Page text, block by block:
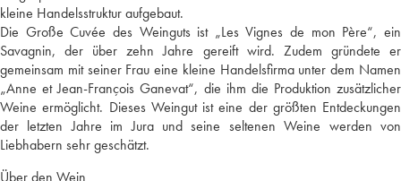
kleine Handelsstruktur aufgebaut.
Die Große Cuvée des Weinguts ist „Les Vignes de mon Père“, ein
Savagnin, der über zehn Jahre gereift wird. Zudem gründete er
gemeinsam mit seiner Frau eine kleine Handelsfirma unter dem Namen
„Anne et Jean-François Ganevat“, die ihm die Produktion zusätzlicher
Weine ermöglicht. Dieses Weingut ist eine der größten Entdeckungen
der letzten Jahre im Jura und seine seltenen Weine werden von
Liebhabern sehr geschätzt.
Über den Wein